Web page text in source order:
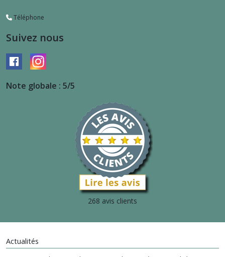
Téléphone
Suivez nous
Note globale : 5/5
268 avis clients
Actualités